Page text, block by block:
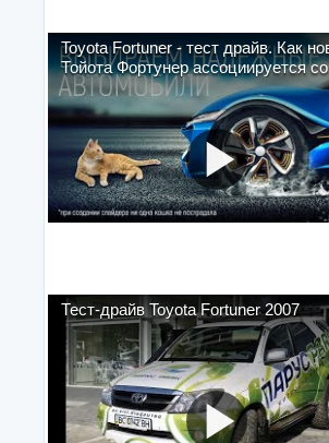
Toyota Fortuner - тест драйв. Как новый
Тойота Фортунер ассоциируется со
словом...
Тест-драйв Toyota Fortuner 2007